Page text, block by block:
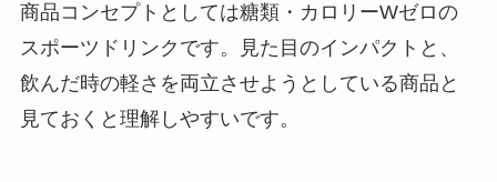
商品コンセプトとしては糖類・カロリーWゼロの
スポーツドリンクです。見た目のインパクトと、
飲んだ時の軽さを両立させようとしている商品と
見ておくと理解しやすいです。